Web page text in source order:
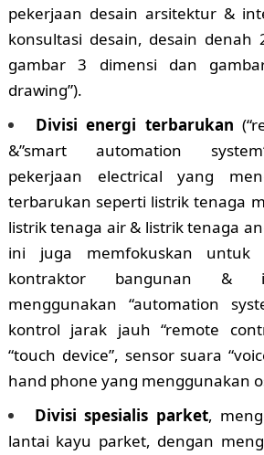
pekerjaan desain arsitektur &
konsultasi desain, desain denah
gambar 3 dimensi dan
drawing”).
Divisi energi terbarukan
&”smart automation
pekerjaan electrical yang
terbarukan seperti listrik tenaga
listrik tenaga air & listrik tenaga
ini juga memfokuskan untuk
kontraktor bangunan &
menggunakan “automation
kontrol jarak jauh “remote
“touch device”, sensor suara
hand phone yang menggunakan
Divisi spesialis parket,
lantai kayu parket, dengan